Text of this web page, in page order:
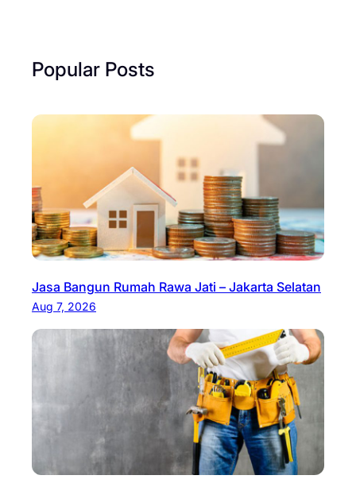
Popular Posts
Jasa Bangun Rumah Rawa Jati – Jakarta Selatan
Aug 7, 2026